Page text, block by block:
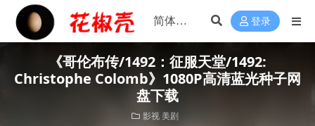
登录
《哥伦布传/1492：征服天堂/1492:
Christophe Colomb》1080P高清蓝光种子网
盘下载
影视 美剧